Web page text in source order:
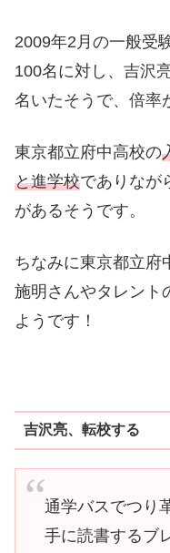
2009年2月の一般受
100名に対し、吉沢
名いたそうで、倍率
東京都立府中高校の
と進学校でありなが
があるそうです。
ちなみに東京都立府
施明さんやタレント
ようです！
吉沢亮、転校する
通学バスでつり
手に読書するブ